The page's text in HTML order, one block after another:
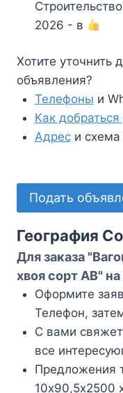
2026 - в
Хотите уточнить
объявления?
Телефоны и
Как добраться
Адреси схема
Подать
География
Для заказа
хвоя сорт АВ"
Оформите
Телефон,
С вами
все
Предложения
10х90,5х2500